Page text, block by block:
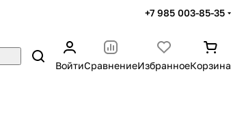
+7 985 003-85-35
ВойтиСравнениеИзбранноеКорзина